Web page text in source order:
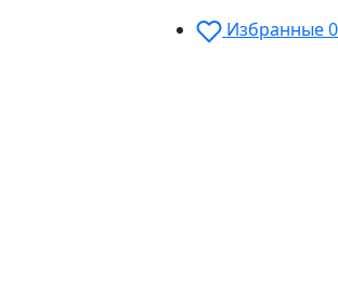
Избранные0